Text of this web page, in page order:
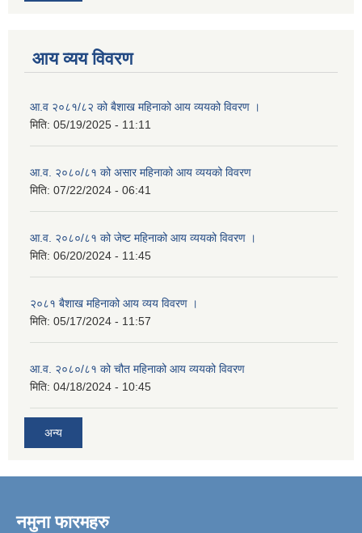
आय व्यय विवरण
आ.व २०८१/८२ को बैशाख महिनाको आय व्ययको विवरण ।
मिति: 05/19/2025 - 11:11
आ.व. २०८०/८१ को असार महिनाको आय व्ययको विवरण
मिति: 07/22/2024 - 06:41
आ.व. २०८०/८१ को जेष्ट महिनाको आय व्ययको विवरण ।
मिति: 06/20/2024 - 11:45
२०८१ बैशाख महिनाको आय व्यय विवरण ।
मिति: 05/17/2024 - 11:57
आ.व. २०८०/८१ को चौत महिनाको आय व्ययको विवरण
मिति: 04/18/2024 - 10:45
अन्य
नमुना फारमहरु